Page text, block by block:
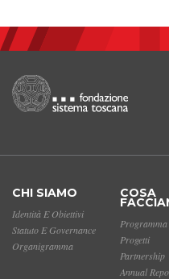
CHI SIAMO
Identità E Obiettivi
Statuto E Governance
Organigramma
COSA
Progetti
Partnership
Annual